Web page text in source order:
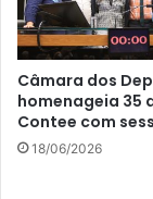
Câmara dos
homenageia 35
Contee com
18/06/2026